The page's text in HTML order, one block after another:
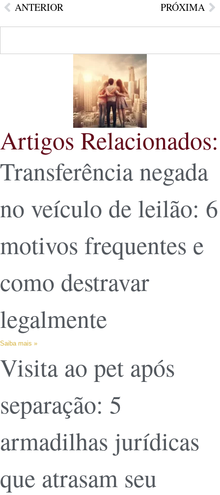
ANTERIOR PRÓXIMA
Artigos Relacionados:
Transferência negada
no veículo de leilão: 6
motivos frequentes e
como destravar
legalmente
Saiba mais »
Visita ao pet após
separação: 5
armadilhas jurídicas
que atrasam seu